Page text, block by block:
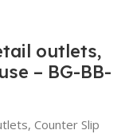
outlets,
– BG-BB-
Counter Slip